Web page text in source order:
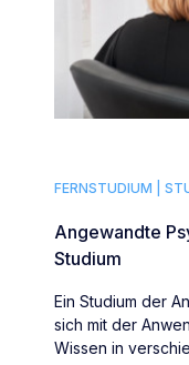
FERNSTUDIUM |
Angewandte
Studium
Ein Studium der
sich mit der
Wissen in